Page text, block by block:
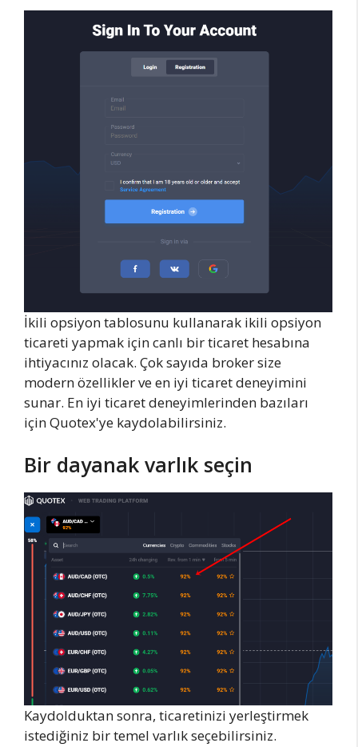
İkili opsiyon tablosunu kullanarak ikili opsiyon
ticareti yapmak için canlı bir ticaret hesabına
ihtiyacınız olacak. Çok sayıda broker size
modern özellikler ve en iyi ticaret deneyimini
sunar. En iyi ticaret deneyimlerinden bazıları
için Quotex'ye kaydolabilirsiniz.
Bir dayanak varlık seçin
Kaydolduktan sonra, ticaretinizi yerleştirmek
istediğiniz bir temel varlık seçebilirsiniz.